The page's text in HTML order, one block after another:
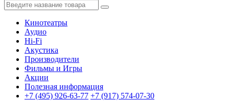
Кинотеатры
Аудио
Hi-Fi
Акустика
Производители
Фильмы и Игры
Акции
Полезная информация
+7 (495) 926-63-77 +7 (917) 574-07-30